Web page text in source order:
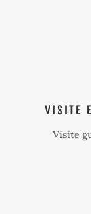
VISITE
Visite